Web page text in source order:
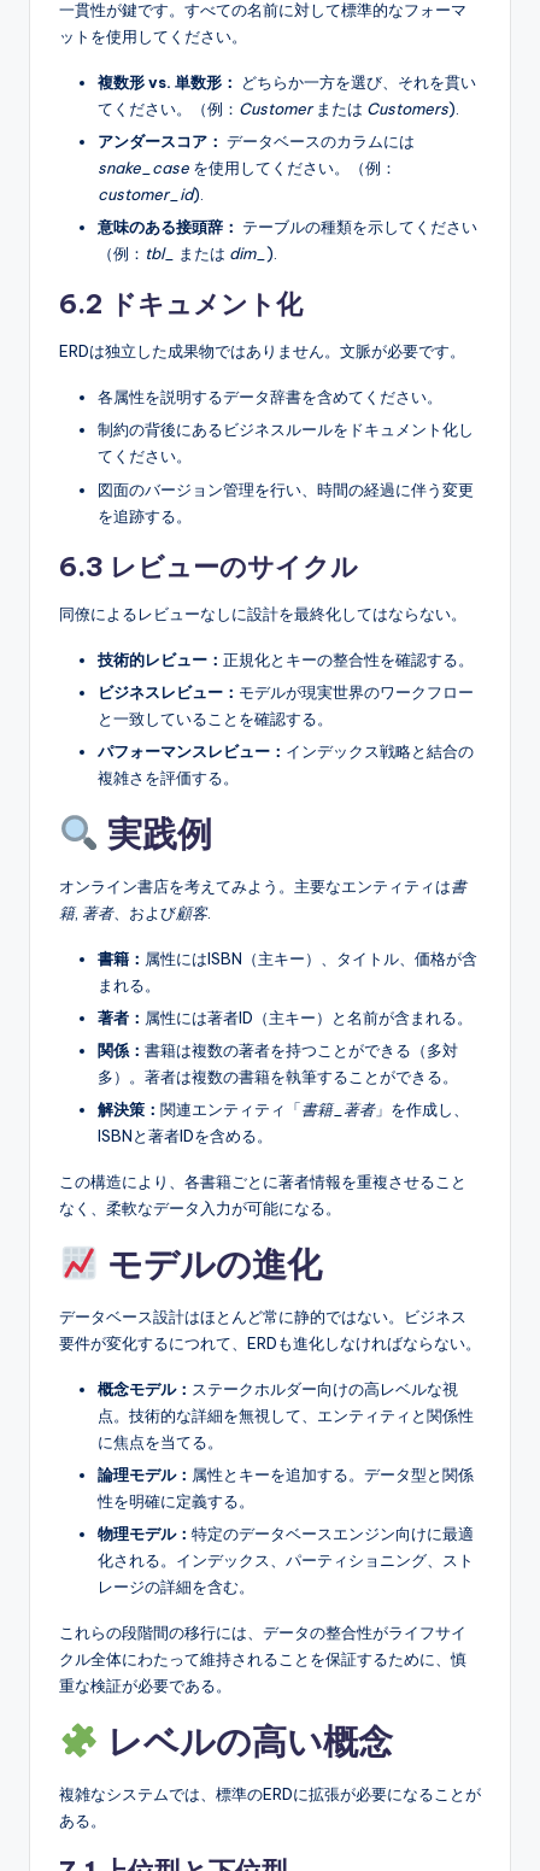
一貫性が鍵です。すべての名前に対して標準的なフォーマ
ットを使用してください。
複数形 vs. 単数形：
どちらか一方を選び、それを貫い
てください。（例： Customerまたは Customers).
アンダースコア： データベースのカラムには
snake_case を使用してください。（例：
customer_id).
意味のある接頭辞： テーブルの種類を示してください
（例： tbl_ または dim_ ).
6.2 ドキュメント化
ERDは独立した成果物ではありません。文脈が必要です。
各属性を説明するデータ辞書を含めてください。
制約の背後にあるビジネスルールをドキュメント化し
てください。
図面のバージョン管理を行い、時間の経過に伴う変更
を追跡する。
6.3 レビューのサイクル
同僚によるレビューなしに設計を最終化してはならない。
技術的レビュー： 正規化とキーの整合性を確認する。
ビジネスレビュー： モデルが現実世界のワークフロー
と一致していることを確認する。
パフォーマンスレビュー： インデックス戦略と結合の
複雑さを評価する。
実践例
オンライン書店を考えてみよう。主要なエンティティは書
籍, 著者、および顧客.
書籍： 属性にはISBN（主キー）、タイトル、価格が含
まれる。
著者： 属性には著者ID（主キー）と名前が含まれる。
関係： 書籍は複数の著者を持つことができる（多対
多）。著者は複数の書籍を執筆することができる。
解決策： 関連エンティティ「書籍_著者」を作成し、
ISBNと著者IDを含める。
この構造により、各書籍ごとに著者情報を重複させること
なく、柔軟なデータ入力が可能になる。
モデルの進化
データベース設計はほとんど常に静的ではない。ビジネス
要件が変化するにつれて、ERDも進化しなければならない。
概念モデル： ステークホルダー向けの高レベルな視
点。技術的な詳細を無視して、エンティティと関係性
に焦点を当てる。
論理モデル： 属性とキーを追加する。データ型と関係
性を明確に定義する。
物理モデル： 特定のデータベースエンジン向けに最適
化される。インデックス、パーティショニング、スト
レージの詳細を含む。
これらの段階間の移行には、データの整合性がライフサイ
クル全体にわたって維持されることを保証するために、慎
重な検証が必要である。
レベルの高い概念
複雑なシステムでは、標準のERDに拡張が必要になることが
ある。